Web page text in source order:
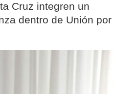
Cruz integren un
dentro de Unión por